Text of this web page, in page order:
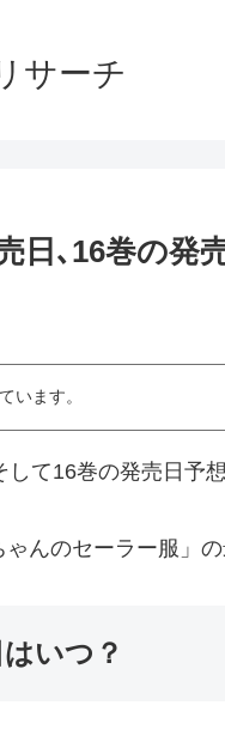
サーチ
日､16巻の発
います。
て16巻の発売日予
んのセーラー服」
いつ？